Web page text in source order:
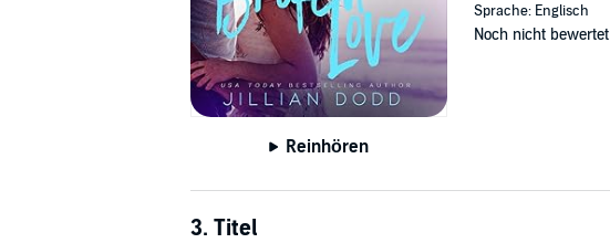
Reinhören
Sprache: Englisch
Noch nicht bewertet
3. Titel